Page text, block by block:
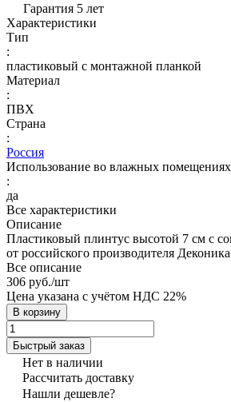
Гарантия 5 лет
Характеристики
Тип
:
пластиковый с монтажной планкой
Материал
:
ПВХ
Страна
:
Россия
Использование во влажных помещениях
:
да
Все характеристики
Описание
Пластиковый плинтус высотой 7 см с
от российского производителя
Все описание
306 руб./шт
Цена указана с учётом НДС 22%
В корзину
Быстрый заказ
Нет в наличии
Рассчитать доставку
Нашли дешевле?